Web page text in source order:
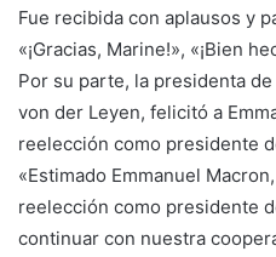
Fue recibida con aplausos y
«¡Gracias, Marine!», «¡Bien
Por su parte, la presidenta
von der Leyen, felicitó a
reelección como presidente
«Estimado Emmanuel
reelección como presidente
continuar con nuestra